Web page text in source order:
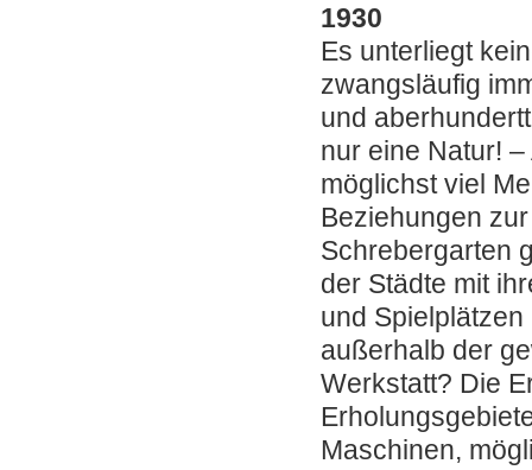
1930
Es unterliegt
zwangsläufig
und
nur eine Natur!
möglichst viel
Beziehungen
Schrebergarten
der Städte mit
und
außerhalb der
Werkstatt? Die
Maschinen,